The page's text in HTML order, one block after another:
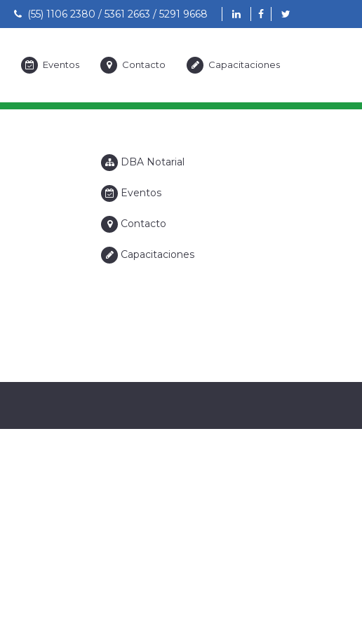
(55) 1106 2380 / 5361 2663 / 5291 9668
Eventos Contacto Capacitaciones
DBA Notarial
Eventos
Contacto
Capacitaciones